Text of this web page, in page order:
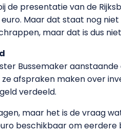
de presentatie van de
Maar dat staat nog
maar dat is dus
Bussemaker
afspraken maken over
verdeeld.
maar het is de vraag
beschikbaar om